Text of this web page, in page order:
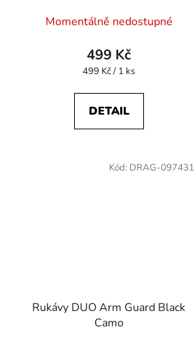
Momentálně nedostupné
499 Kč
Měrná
499 Kč / 1 ks
DETAIL
Rukávy DUO Arm Guard Black
Camo
Kód: DRAG-097431